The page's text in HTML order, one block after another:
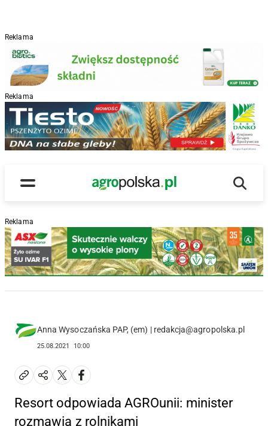
Reklama
Reklama
Menu
Main Logo
Reklama
Anna Wysoczańska PAP, (em) | redakcja@agropolska.pl
25.08.2021 10:00
Resort odpowiada AGROunii: minister
rozmawia z rolnikami